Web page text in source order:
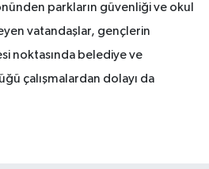
parkların güvenliği ve okul
vatandaşlar, gençlerin
noktasında belediye ve
çalışmalardan dolayı da